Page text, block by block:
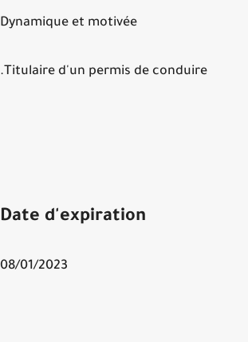
Dynamique et motivée
Titulaire d'un permis de conduire.
Date d'expiration
08/01/2023